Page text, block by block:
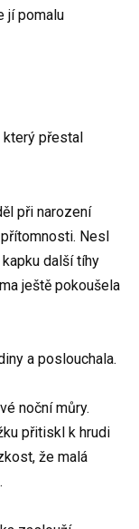
jí pomalu
přestal
při narození
Nesl
další tíhy
ještě pokoušela
a poslouchala.
noční můry.
přitiskl k hrudi
že malá